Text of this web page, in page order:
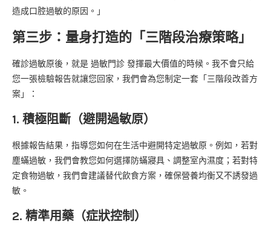
造成口腔過敏的原因。」
第三步：量身打造的「三階段治療策略」
確診過敏原後，就是 過敏門診 發揮最大價值的時候。我不會只給
您一張檢驗報告就讓您回家，我們會為您制定一套「三階段改善方
案」：
1. 積極阻斷（避開過敏原）
根據報告結果，指導您如何在生活中避開特定過敏原。例如，若對
塵蟎過敏，我們會教您如何選擇防蟎寢具、調整室內濕度；若對特
定食物過敏，我們會建議替代飲食方案，確保營養均衡又不誘發過
敏。
2. 精準用藥（症狀控制）